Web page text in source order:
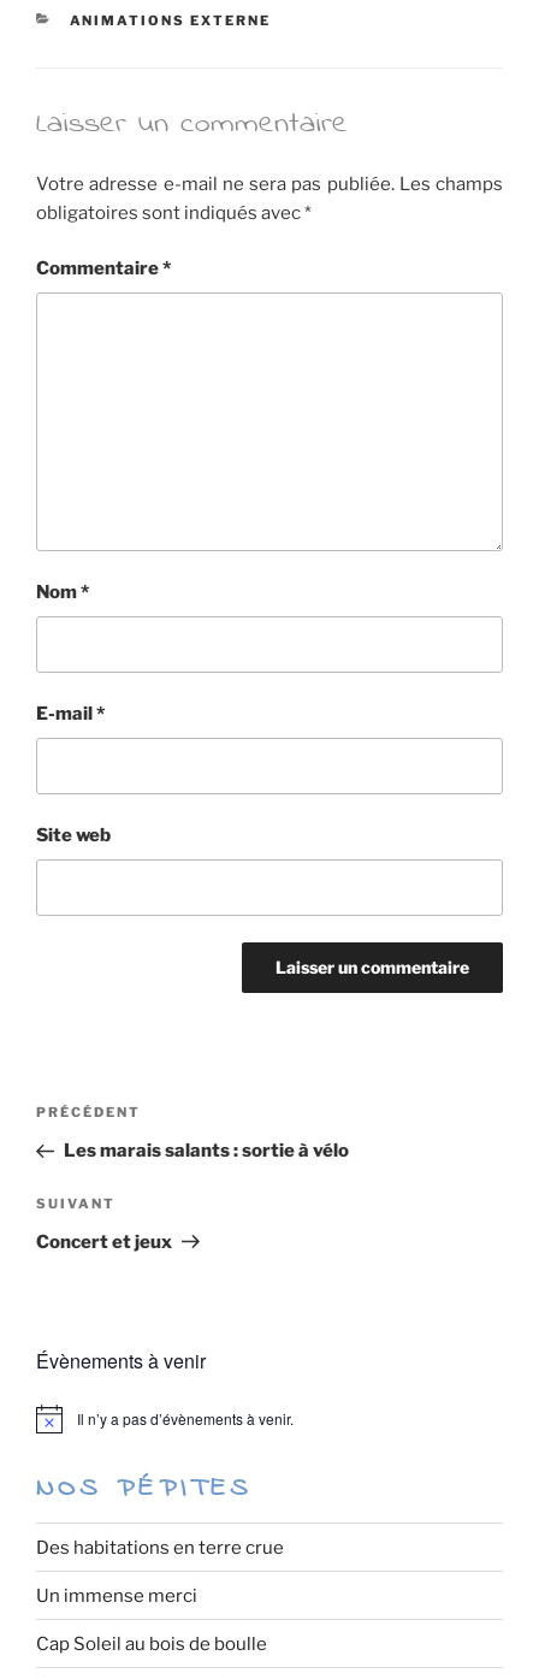
CATÉGORIES
ANIMATIONS EXTERNE
Laisser un commentaire
Votre adresse e-mail ne sera pas publiée. Les champs
obligatoires sont indiqués avec*
Commentaire*
Nom*
E-mail*
Site web
Navigation
de
Article
précédent
PRÉCÉDENT
Les marais salants : sortie à vélo
Article
suivant
SUIVANT
Concert et jeux
Évènements à venir
N
i
e
Il n’y a pas d’évènements à venir.
NOS PÉPITES
Des habitations en terre crue
Un immense merci
Cap Soleil au bois de boulle